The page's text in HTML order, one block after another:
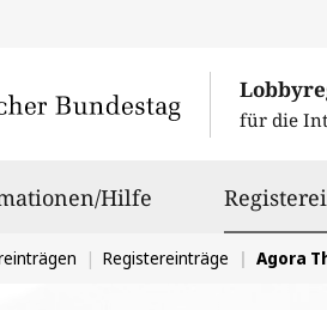
für die
Hilfe
Registereinträge Agora